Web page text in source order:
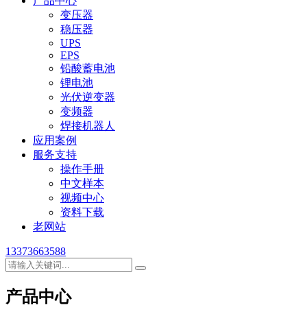
变压器
稳压器
UPS
EPS
铅酸蓄电池
锂电池
光伏逆变器
变频器
焊接机器人
应用案例
服务支持
操作手册
中文样本
视频中心
资料下载
老网站
13373663588
产品中心